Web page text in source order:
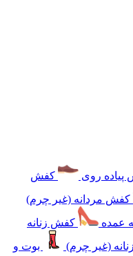
روی
کفش
کفش مردانه (غیر چرم)
عمده
کفش زنانه
(غیر چرم)
بوت و